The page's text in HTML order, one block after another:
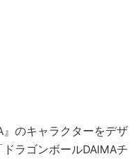
』のキャラクターをデザ
ラゴンボールDAIMAチ